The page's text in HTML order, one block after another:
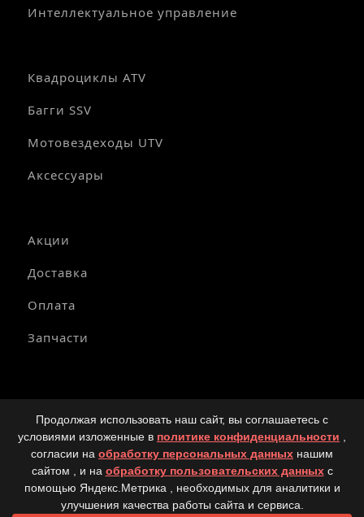
Интеллектуальное управление
Квадроциклы ATV
Багги SSV
Мотовездеходы UTV
Аксессуары
Акции
Доставка
Оплата
Запчасти
SEGWAY в России.
Политика конфиденциальности
Вся размещённая на сайте информация, касающаяся
технических характеристик и общей информации,
стоимости техники, запасных частей и аксессуаров, носит
Продолжая использовать наш сайт, вы соглашаетесь с
условиями изложенные в политике конфиденциальности
согласии на обработку персональных данных нашим
сайтом , и на обработку пользовательских данныхс
помощью Яндекс.Метрика , необходимых для аналитики и
улучшения качества работы сайта и сервиса.